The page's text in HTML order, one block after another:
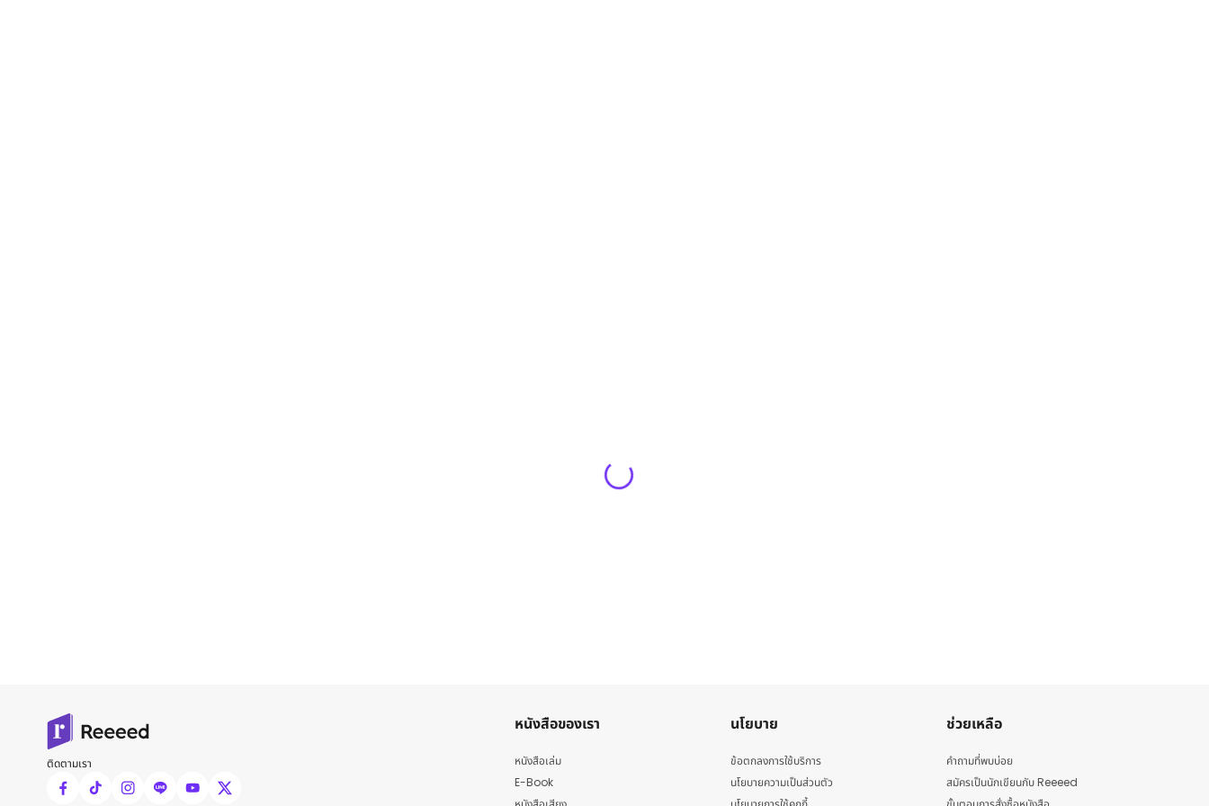
ติดตามเรา
หนังสือของเรา
หนังสือเล่ม
E-Book
นโยบาย
ข้อตกลงการใช้บริการ
นโยบายความเป็นส่วนตัว
ช่วยเหลือ
คำถามที่พบบ่อย
สมัครเป็นนักเขียนกับ Reeeed